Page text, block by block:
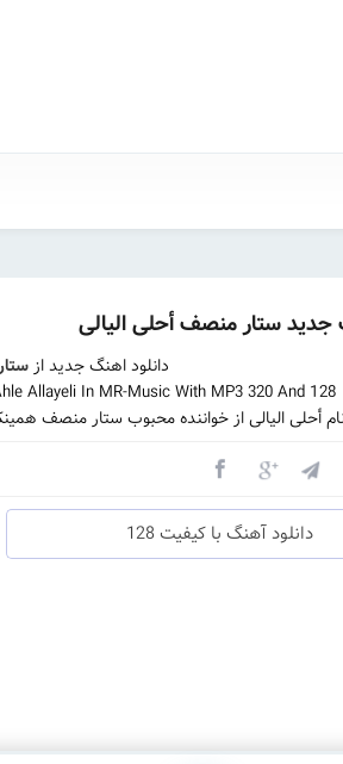
جدید ستار منصف أحلی الیالی
دانلود اهنگ جدید از
Allayeli In MR-Music With MP3 320 And 128
أحلی الیالی از خواننده محبوب ستار منصف
دانلود آهنگ با کیفیت 128